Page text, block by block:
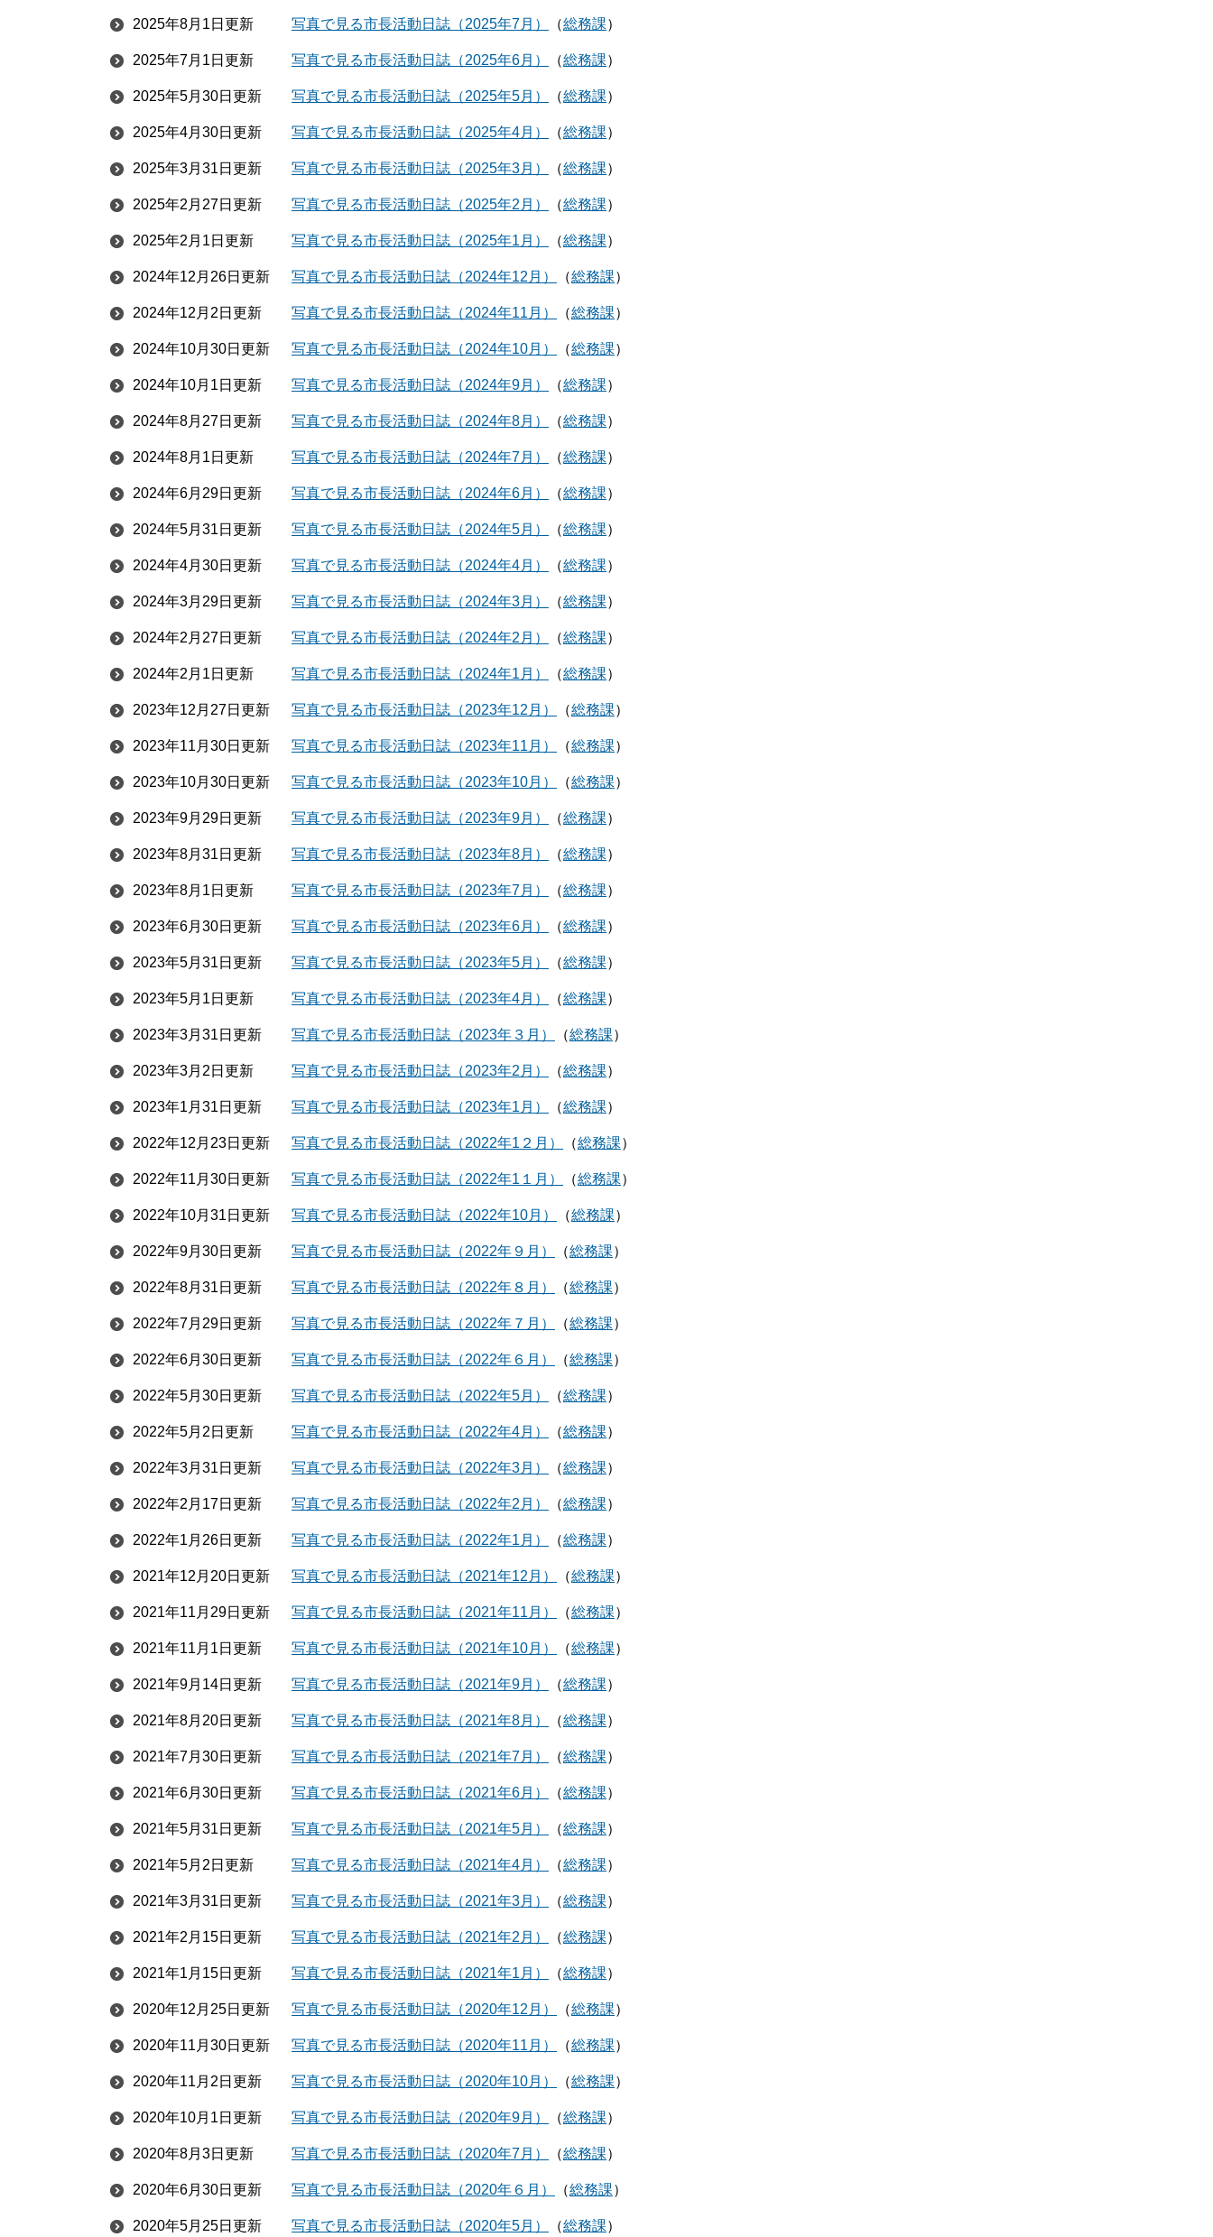
2025年8月1日更新 写真で見る市長活動日誌（2025年7月） 総務課
2025年7月1日更新 写真で見る市長活動日誌（2025年6月） 総務課
2025年5月30日更新 写真で見る市長活動日誌（2025年5月） 総務課
2025年4月30日更新 写真で見る市長活動日誌（2025年4月） 総務課
2025年3月31日更新 写真で見る市長活動日誌（2025年3月） 総務課
2025年2月27日更新 写真で見る市長活動日誌（2025年2月） 総務課
2025年2月1日更新 写真で見る市長活動日誌（2025年1月） 総務課
2024年12月26日更新 写真で見る市長活動日誌（2024年12月） 総務課
2024年12月2日更新 写真で見る市長活動日誌（2024年11月） 総務課
2024年10月30日更新 写真で見る市長活動日誌（2024年10月） 総務課
2024年10月1日更新 写真で見る市長活動日誌（2024年9月） 総務課
2024年8月27日更新 写真で見る市長活動日誌（2024年8月） 総務課
2024年8月1日更新 写真で見る市長活動日誌（2024年7月） 総務課
2024年6月29日更新 写真で見る市長活動日誌（2024年6月） 総務課
2024年5月31日更新 写真で見る市長活動日誌（2024年5月） 総務課
2024年4月30日更新 写真で見る市長活動日誌（2024年4月） 総務課
2024年3月29日更新 写真で見る市長活動日誌（2024年3月） 総務課
2024年2月27日更新 写真で見る市長活動日誌（2024年2月） 総務課
2024年2月1日更新 写真で見る市長活動日誌（2024年1月） 総務課
2023年12月27日更新 写真で見る市長活動日誌（2023年12月） 総務課
2023年11月30日更新 写真で見る市長活動日誌（2023年11月） 総務課
2023年10月30日更新 写真で見る市長活動日誌（2023年10月） 総務課
2023年9月29日更新 写真で見る市長活動日誌（2023年9月） 総務課
2023年8月31日更新 写真で見る市長活動日誌（2023年8月） 総務課
2023年8月1日更新 写真で見る市長活動日誌（2023年7月） 総務課
2023年6月30日更新 写真で見る市長活動日誌（2023年6月） 総務課
2023年5月31日更新 写真で見る市長活動日誌（2023年5月） 総務課
2023年5月1日更新 写真で見る市長活動日誌（2023年4月） 総務課
2023年3月31日更新 写真で見る市長活動日誌（2023年３月） 総務課
2023年3月2日更新 写真で見る市長活動日誌（2023年2月） 総務課
2023年1月31日更新 写真で見る市長活動日誌（2023年1月） 総務課
2022年12月23日更新 写真で見る市長活動日誌（2022年1２月） 総務課
2022年11月30日更新 写真で見る市長活動日誌（2022年1１月） 総務課
2022年10月31日更新 写真で見る市長活動日誌（2022年10月） 総務課
2022年9月30日更新 写真で見る市長活動日誌（2022年９月） 総務課
2022年8月31日更新 写真で見る市長活動日誌（2022年８月） 総務課
2022年7月29日更新 写真で見る市長活動日誌（2022年７月） 総務課
2022年6月30日更新 写真で見る市長活動日誌（2022年６月） 総務課
2022年5月30日更新 写真で見る市長活動日誌（2022年5月） 総務課
2022年5月2日更新 写真で見る市長活動日誌（2022年4月） 総務課
2022年3月31日更新 写真で見る市長活動日誌（2022年3月） 総務課
2022年2月17日更新 写真で見る市長活動日誌（2022年2月） 総務課
2022年1月26日更新 写真で見る市長活動日誌（2022年1月） 総務課
2021年12月20日更新 写真で見る市長活動日誌（2021年12月） 総務課
2021年11月29日更新 写真で見る市長活動日誌（2021年11月） 総務課
2021年11月1日更新 写真で見る市長活動日誌（2021年10月） 総務課
2021年9月14日更新 写真で見る市長活動日誌（2021年9月） 総務課
2021年8月20日更新 写真で見る市長活動日誌（2021年8月） 総務課
2021年7月30日更新 写真で見る市長活動日誌（2021年7月） 総務課
2021年6月30日更新 写真で見る市長活動日誌（2021年6月） 総務課
2021年5月31日更新 写真で見る市長活動日誌（2021年5月） 総務課
2021年5月2日更新 写真で見る市長活動日誌（2021年4月） 総務課
2021年3月31日更新 写真で見る市長活動日誌（2021年3月） 総務課
2021年2月15日更新 写真で見る市長活動日誌（2021年2月） 総務課
2021年1月15日更新 写真で見る市長活動日誌（2021年1月） 総務課
2020年12月25日更新 写真で見る市長活動日誌（2020年12月） 総務課
2020年11月30日更新 写真で見る市長活動日誌（2020年11月） 総務課
2020年11月2日更新 写真で見る市長活動日誌（2020年10月） 総務課
2020年10月1日更新 写真で見る市長活動日誌（2020年9月） 総務課
2020年8月3日更新 写真で見る市長活動日誌（2020年7月） 総務課
2020年6月30日更新 写真で見る市長活動日誌（2020年６月） 総務課
2020年5月25日更新 写真で見る市長活動日誌（2020年5月） 総務課